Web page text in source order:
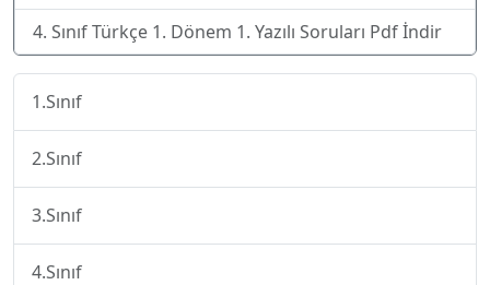
4. Sınıf Türkçe 1. Dönem 1. Yazılı Soruları Pdf İndir
1.Sınıf
2.Sınıf
3.Sınıf
4.Sınıf